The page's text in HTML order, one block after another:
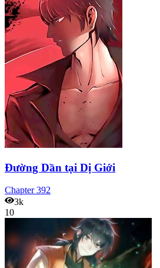
Đường Dần tại Dị Giới
Chapter392
3k
10